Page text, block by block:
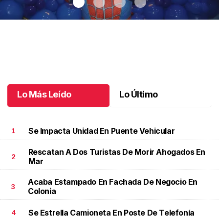
Lo Más Leído Lo Último
1 Se Impacta Unidad En Puente Vehicular
2
Rescatan A Dos Turistas De Morir Ahogados En
Mar
3
Acaba Estampado En Fachada De Negocio En
Colonia
4 Se Estrella Camioneta En Poste De Telefonía